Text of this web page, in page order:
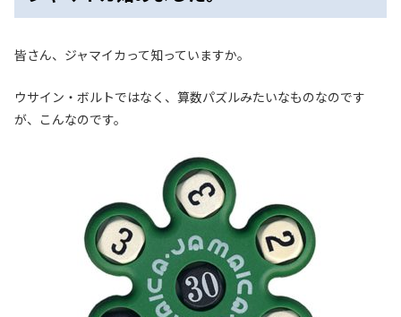
皆さん、ジャマイカって知っていますか。
ウサイン・ボルトではなく、算数パズルみたいなものなのです
が、こんなのです。